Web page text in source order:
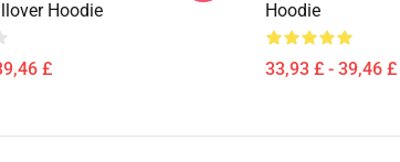
Hoodie
£
Hoodie
33,93 £ - 39,46 £